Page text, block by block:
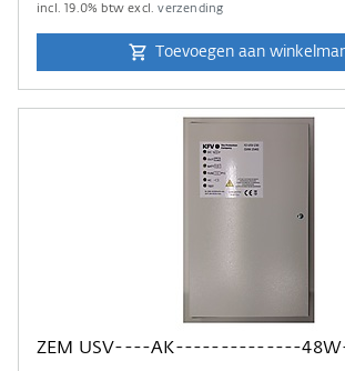
incl.19.0% btw excl.verzending
Toevoegen aan
ZEM USV----AK--------------